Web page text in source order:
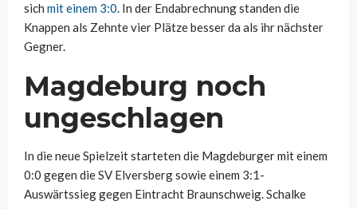
sich mit einem 3:0. In der Endabrechnung standen die
Knappen als Zehnte vier Plätze besser da als ihr nächster
Gegner.
Magdeburg noch
ungeschlagen
In die neue Spielzeit starteten die Magdeburger mit einem
0:0 gegen die SV Elversberg sowie einem 3:1-
Auswärtssieg gegen Eintracht Braunschweig. Schalke